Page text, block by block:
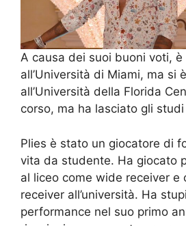
A causa dei suoi buoni voti,
all’Università di Miami, ma si
all’Università della Florida
corso, ma ha lasciato gli
Plies è stato un giocatore di
vita da studente. Ha giocato
al liceo come wide receiver e
receiver all’università. Ha
performance nel suo primo